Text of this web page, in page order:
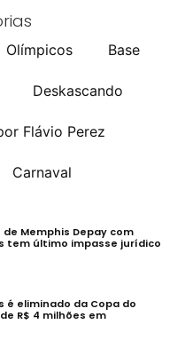
Olímpicos Base
Deskascando
Flávio Perez
Carnaval
de Memphis Depay com
tem último impasse jurídico
é eliminado da Copa do
R$ 4 milhões em